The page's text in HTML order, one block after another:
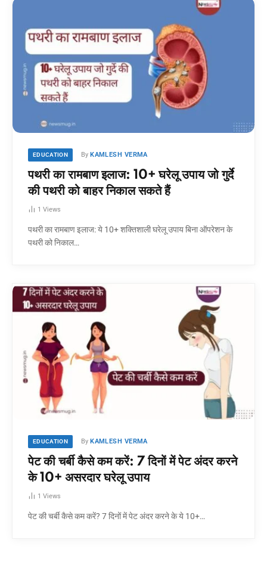
EDUCATION By KAMLESH VERMA
पथरी का रामबाण इलाज: 10+ घरेलू उपाय जो गुर्दे
की पथरी को बाहर निकाल सकते हैं
1 Views
पथरी का रामबाण इलाज: ये 10+ शक्तिशाली घरेलू उपाय बिना ऑपरेशन के
पथरी को निकाल…
EDUCATION By KAMLESH VERMA
पेट की चर्बी कैसे कम करें: 7 दिनों में पेट अंदर करने
के 10+ असरदार घरेलू उपाय
1 Views
पेट की चर्बी कैसे कम करें? 7 दिनों में पेट अंदर करने के ये 10+…